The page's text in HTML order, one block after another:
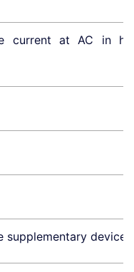
at AC in
devices